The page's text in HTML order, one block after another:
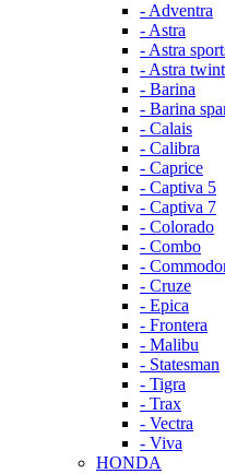
- Adventra
- Astra
- Astra
- Astra
- Barina
- Barina
- Calais
- Calibra
- Caprice
- Captiva 5
- Captiva 7
- Colorado
- Combo
-
- Cruze
- Epica
- Frontera
- Malibu
- Statesman
- Tigra
- Trax
- Vectra
- Viva
HONDA